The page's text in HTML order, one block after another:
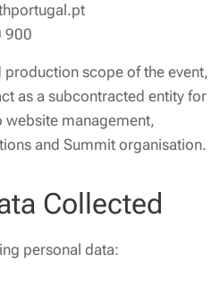
900
scope of the event,
as a subcontracted entity for
website management,
and Summit organisation.
Collected
personal data: